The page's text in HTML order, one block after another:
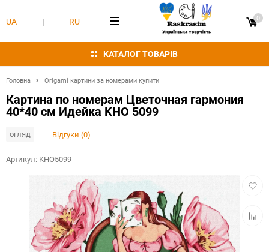
КАТАЛОГ ТОВАРІВ
UA | RU 0
Головна Origami картини за номерами купити
Картина по номерам Цветочная гармония
40*40 см Идейка KHO 5099
огляд Відгуки (0)
Артикул: KHO5099